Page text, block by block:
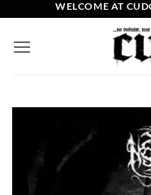
to
content
WELCOME AT